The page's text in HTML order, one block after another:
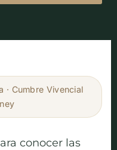
· Cumbre Vivencial
conocer las